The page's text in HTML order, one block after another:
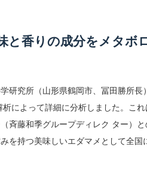
と香りの成分をメタボ
研究所（山形県鶴岡市、冨田勝所
によって詳細に分析しました。こ
斉藤和季グループディレク ター）
を持つ美味しいエダマメとして全国